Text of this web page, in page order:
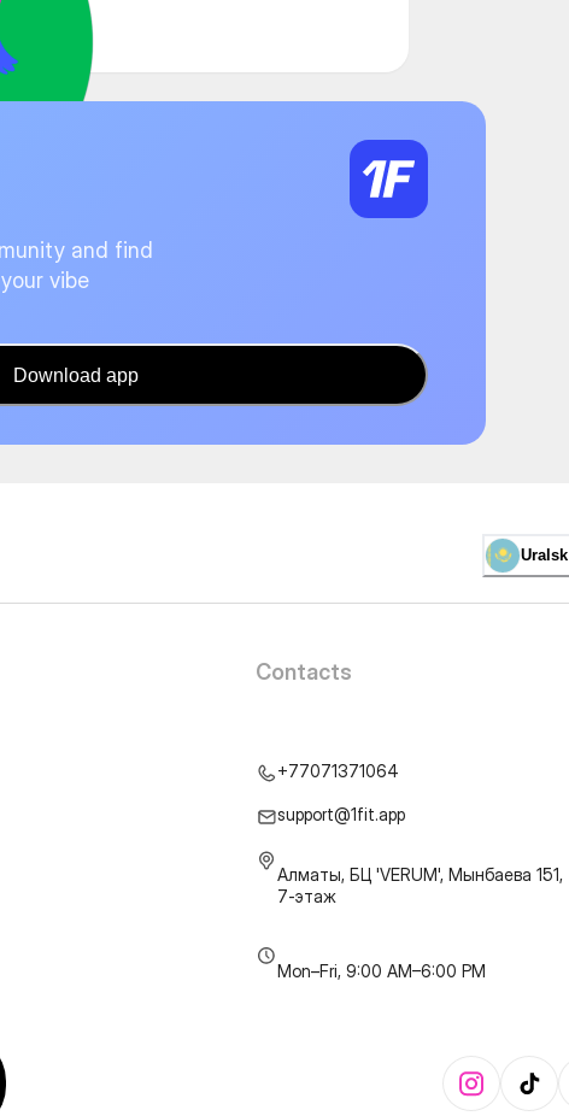
and find
vibe
Download app
Uralsk
Contacts
+77071371064
support@1fit.app
Алматы, БЦ 'VERUM', Мынбаева 151,
7-этаж
Mon–Fri, 9:00 AM–6:00 PM